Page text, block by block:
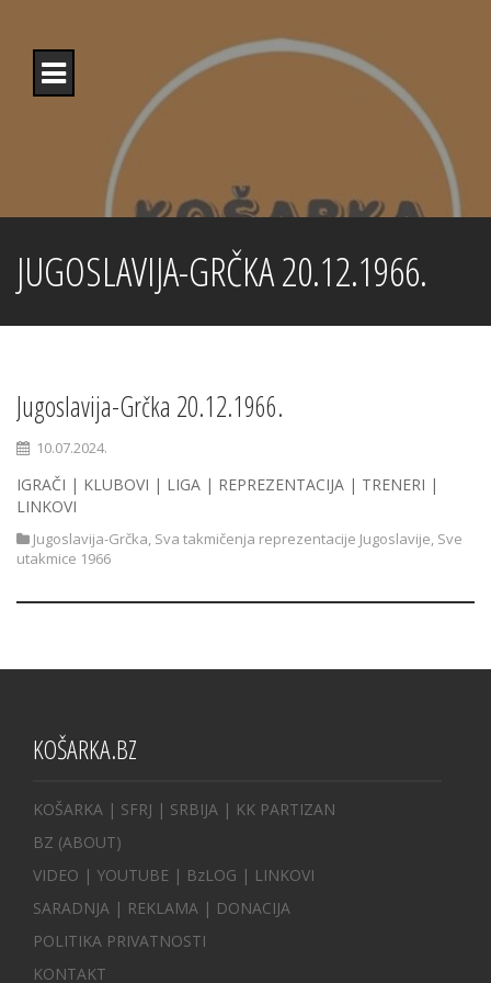
content
JUGOSLAVIJA-GRČKA 20.12.1966.
Jugoslavija-Grčka 20.12.1966.
10.07.2024.
IGRAČI | KLUBOVI | LIGA | REPREZENTACIJA | TRENERI |
LINKOVI
Jugoslavija-Grčka, Sva takmičenja reprezentacije Jugoslavije, Sve
utakmice 1966
KOŠARKA.BZ
KOŠARKA | SFRJ | SRBIJA | KK PARTIZAN
BZ (ABOUT)
VIDEO | YOUTUBE | BzLOG | LINKOVI
SARADNJA | REKLAMA | DONACIJA
POLITIKA PRIVATNOSTI
KONTAKT